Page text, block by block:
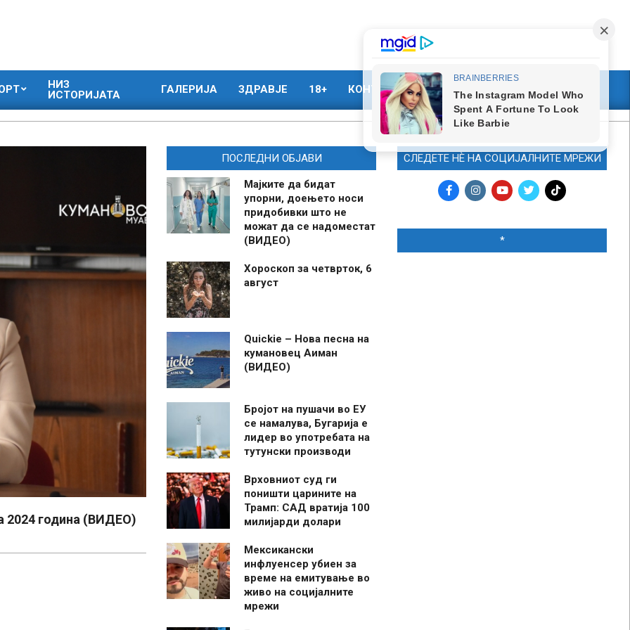
НИЗ
ИСТОРИЈАТА
ГАЛЕРИЈА ЗДРАВЈЕ 18+ КОНТАКТ МАРКЕТИНГ
2024 година (ВИДЕО)
ПОСЛЕДНИ ОБЈАВИ
Мајките да бидат
упорни, доењето носи
придобивки што не
можат да се надоместат
(ВИДЕО)
Хороскоп за четврток, 6
август
Quickie – Нова песна на
кумановец Аиман
(ВИДЕО)
Бројот на пушачи во ЕУ
се намалува, Бугарија е
лидер во употребата на
тутунски производи
Врховниот суд ги
поништи царините на
Трамп: САД вратија 100
милијарди долари
Мексикански
инфлуенсер убиен за
време на емитување во
живо на социјалните
мрежи
СЛЕДЕТЕ НЀ НА СОЦИЈАЛНИТЕ МРЕЖИ
*